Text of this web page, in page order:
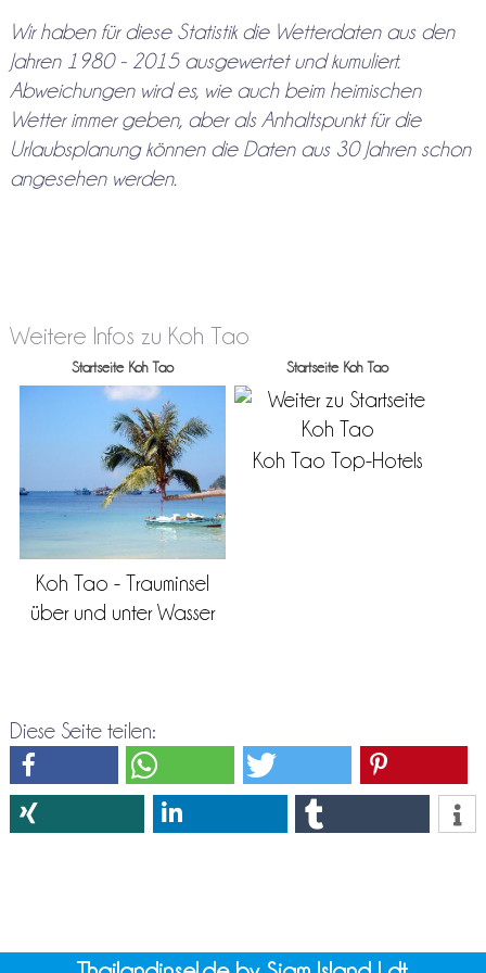
Wir haben für diese Statistik die Wetterdaten aus den
Jahren 1980 - 2015 ausgewertet und kumuliert.
Abweichungen wird es, wie auch beim heimischen
Wetter immer geben, aber als Anhaltspunkt für die
Urlaubsplanung können die Daten aus 30 Jahren schon
angesehen werden.
Weitere Infos zu Koh Tao
Startseite Koh Tao
Koh Tao - Trauminsel
über und unter Wasser
Startseite Koh Tao
Koh Tao Top-Hotels
Diese Seite teilen: